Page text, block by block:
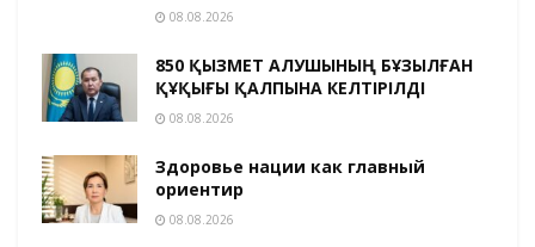
08.08.2026
850 ҚЫЗМЕТ АЛУШЫНЫҢ БҰЗЫЛҒАН
ҚҰҚЫҒЫ ҚАЛПЫНА КЕЛТІРІЛДІ
08.08.2026
Здоровье нации как главный
ориентир
08.08.2026